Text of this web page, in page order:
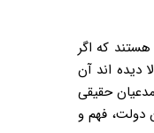
که اگر
دوره ریاست جمهوری شهید رئیسی برای انتخابات ۱۴۰۴ بیایند، حالا دیده اند آن
حقیقی
دولت، فهم و